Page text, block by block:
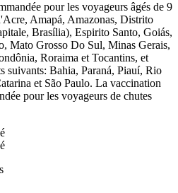
pour les voyageurs âgés de 9
Amapá, Amazonas, Distrito
Brasília), Espirito Santo, Goiás,
Mato Grosso Do Sul, Minas Gerais,
Roraima et Tocantins, et
suivants: Bahia, Paraná, Piauí, Rio
et São Paulo. La vaccination
pour les voyageurs de chutes